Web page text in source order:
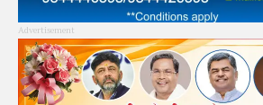
Advertisement